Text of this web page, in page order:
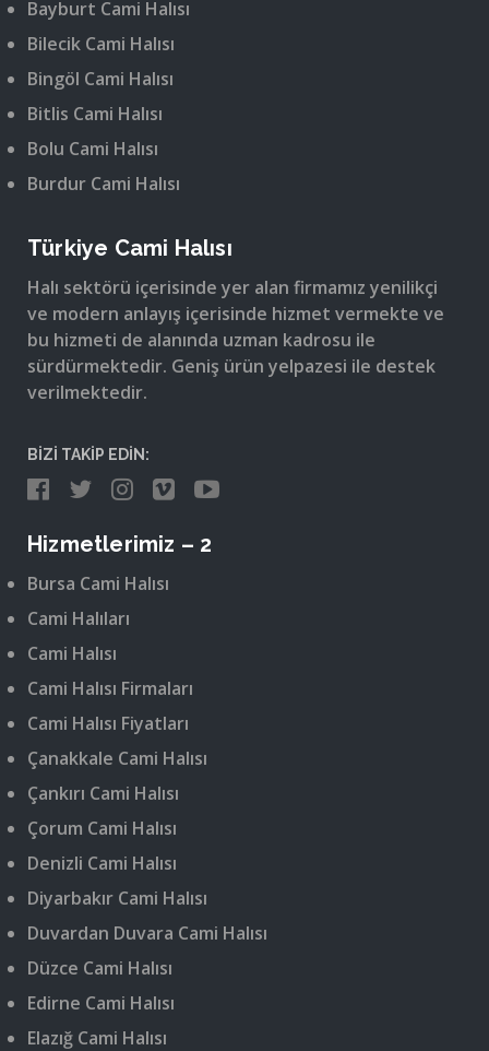
Bayburt Cami Halısı
Bilecik Cami Halısı
Bingöl Cami Halısı
Bitlis Cami Halısı
Bolu Cami Halısı
Burdur Cami Halısı
Türkiye Cami Halısı
Halı sektörü içerisinde yer alan firmamız yenilikçi
ve modern anlayış içerisinde hizmet vermekte ve
bu hizmeti de alanında uzman kadrosu ile
sürdürmektedir. Geniş ürün yelpazesi ile destek
verilmektedir.
BİZİ TAKİP EDİN:
Hizmetlerimiz – 2
Bursa Cami Halısı
Cami Halıları
Cami Halısı
Cami Halısı Firmaları
Cami Halısı Fiyatları
Çanakkale Cami Halısı
Çankırı Cami Halısı
Çorum Cami Halısı
Denizli Cami Halısı
Diyarbakır Cami Halısı
Duvardan Duvara Cami Halısı
Düzce Cami Halısı
Edirne Cami Halısı
Elazığ Cami Halısı